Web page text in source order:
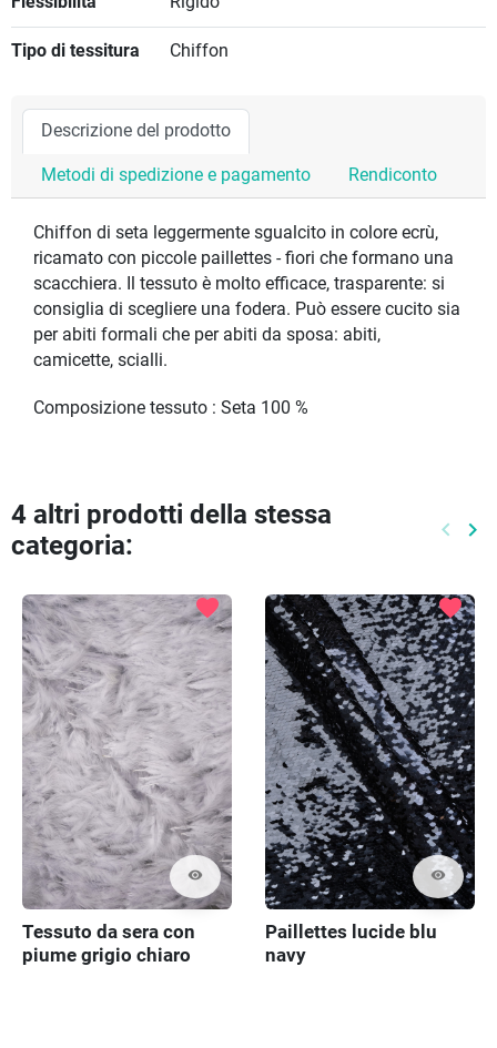
Tipo di tessitura Chiffon
Descrizione del prodotto
Metodi di spedizione e pagamento Rendiconto
Chiffon di seta leggermente sgualcito in colore ecrù,
ricamato con piccole paillettes - fiori che formano una
scacchiera. Il tessuto è molto efficace, trasparente: si
consiglia di scegliere una fodera. Può essere cucito sia
per abiti formali che per abiti da sposa: abiti,
camicette, scialli.
Composizione tessuto : Seta 100 %
4 altri prodotti della stessa
categoria:
keyboard_arrow_left keyboard_arrow_right
visibility
favorite
Tessuto da sera con
piume grigio chiaro
visibility
favorite
Paillettes lucide blu
navy